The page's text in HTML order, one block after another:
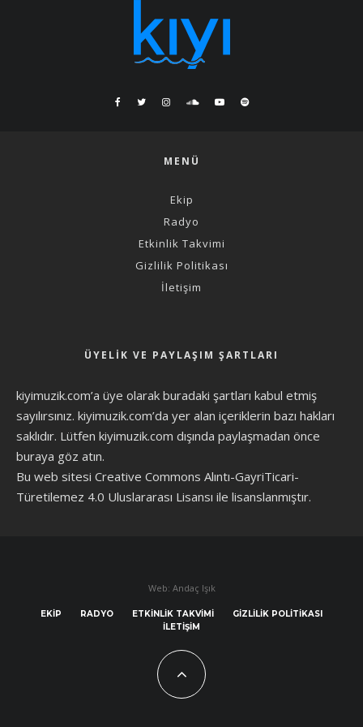
MENÜ
Ekip
Radyo
Etkinlik Takvimi
Gizlilik Politikası
İletişim
ÜYELIK VE PAYLAŞIM ŞARTLARI
kiyimuzik.com’a üye olarak buradaki şartları kabul etmiş
sayılırsınız. kiyimuzik.com’da yer alan içeriklerin bazı hakları
saklıdır. Lütfen kiyimuzik.com dışında paylaşmadan önce
buraya göz atın.
Bu web sitesi Creative Commons Alıntı-GayriTicari-
Türetilemez 4.0 Uluslararası Lisansı ile lisanslanmıştır.
Web: Andaç Işık
EKIP RADYO ETKINLIK TAKVIMI
GIZLILIK POLITIKASI
İLETIŞIM